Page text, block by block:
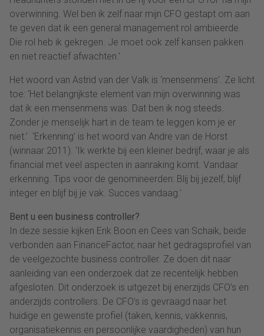
overwinning. Wel ben ik zelf naar mijn CFO gestapt om aan
te geven dat ik een general management rol ambieerde.
Die rol heb ik gekregen. Je moet ook zelf kansen pakken
en niet reactief afwachten.’
Het woord van Astrid van der Valk is ‘mensenmens’. Ze licht
toe: ‘Het belangrijkste element van mijn overwinning was
dat ik een mensenmens was. Dat ben ik nog steeds.
Zonder je menselijk hart in de team te leggen kom je er
niet.’ ‘Erkenning’ is het woord van Andre van de Horst
(winnaar 2011). ‘Ik werkte bij een kleiner bedrijf, waar je als
financial met veel aspecten in aanraking komt. Vandaar
erkenning. Tips voor de genomineerden: Blij bij jezelf, blijf
integer en blijf bij je vak. Succes vandaag.’
Bent u een business controller?
In deze sessie kijken Erik Boon en Cees van Schaik, beide
verbonden aan FinanceFactor, naar het gedragsprofiel van
de veelgezochte business controller. Ze doen dit naar
aanleiding van een onderzoek dat ze recentelijk hebben
afgesloten. Dit onderzoek is uitgezet bij enerzijds CFO’s en
anderzijds controllers. De CFO’s is gevraagd naar het
huidige en gewenste profiel (taken, kennis, vakkennis,
organisatiekennis en persoonlijke vaardigheden) van hun